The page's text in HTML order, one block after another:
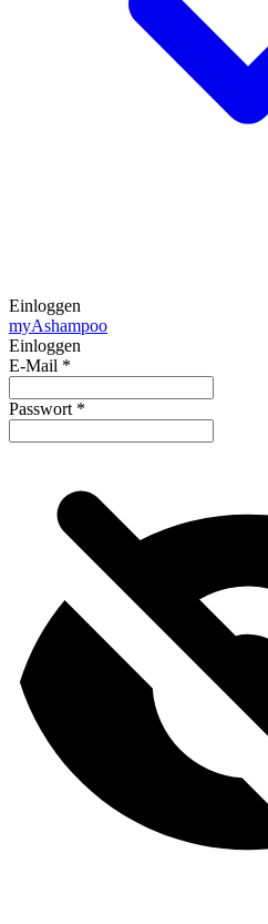
Einloggen
myAshampoo
Einloggen
E-Mail *
Passwort *